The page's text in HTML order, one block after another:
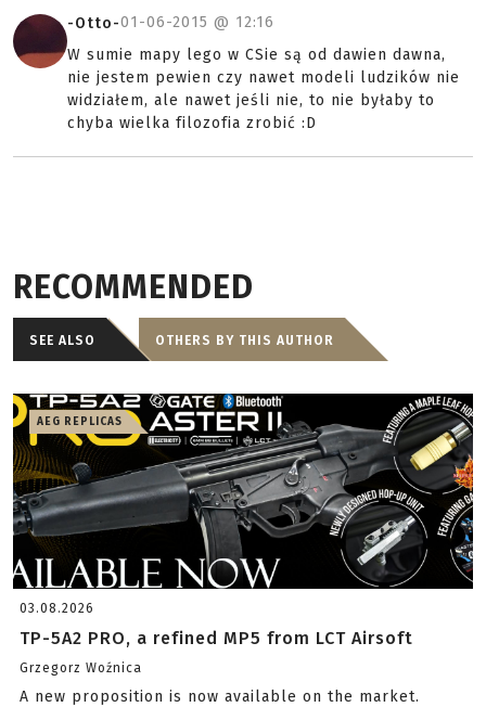
-Otto-01-06-2015 @ 12:16
W sumie mapy lego w CSie są od dawien dawna,
nie jestem pewien czy nawet modeli ludzików nie
widziałem, ale nawet jeśli nie, to nie byłaby to
chyba wielka filozofia zrobić :D
RECOMMENDED
SEE ALSO OTHERS BY THIS AUTHOR
AEG REPLICAS
03.08.2026
TP-5A2 PRO, a refined MP5 from LCT Airsoft
Grzegorz Woźnica
A new proposition is now available on the market.